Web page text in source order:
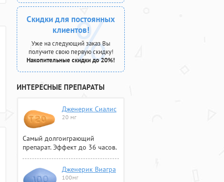
Скидки для постоянных
клиентов!
Уже на следующий заказ Вы
получите свою первую скидку!
Накопительные скидки до 20%!
ИНТЕРЕСНЫЕ ПРЕПАРАТЫ
Дженерик Сиалис
20 мг
Самый долгоиграющий
препарат. Эффект до 36 часов.
Дженерик Виагра
100мг